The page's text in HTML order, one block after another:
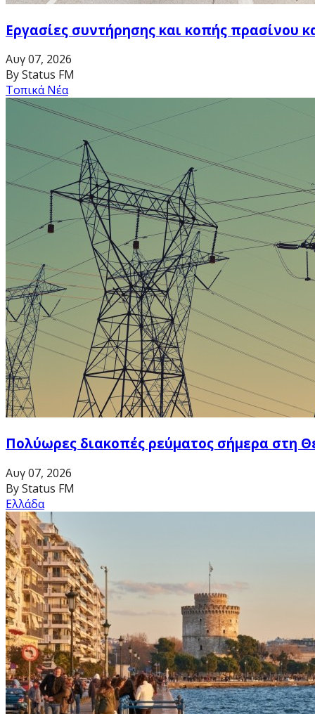
Εργασίες συντήρησης και κοπής πρασίνου
Αυγ 07, 2026
By Status FM
Τοπικά Νέα
Πολύωρες διακοπές ρεύματος σήμερα στη
Αυγ 07, 2026
By Status FM
Ελλάδα